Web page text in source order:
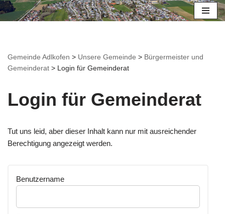
Gemeinde Adlkofen > Unsere Gemeinde > Bürgermeister und
Gemeinderat > Login für Gemeinderat
Login für Gemeinderat
Tut uns leid, aber dieser Inhalt kann nur mit ausreichender
Berechtigung angezeigt werden.
Benutzername